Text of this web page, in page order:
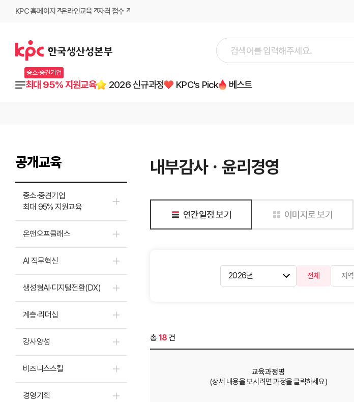
KPC 홈페이지 온라인교육 자격 접수
중소·중견기업
최대 95% 지원교육 2026 신규과정 KPC's Pick 베스트
공개교육
중소·중견기업
최대 95% 지원교육
온앤오프클래스
AI 직무혁신
생성형AI·디지털전환(DX)
계층·리더십
강사양성
비즈니스스킬
경영기획
내부감사ㆍ윤리경영
연간일정 보기 이미지로 보기
전체 지역
총 18 건
교육과정명
(상세 내용을 보시려면 과정을 클릭하세요)